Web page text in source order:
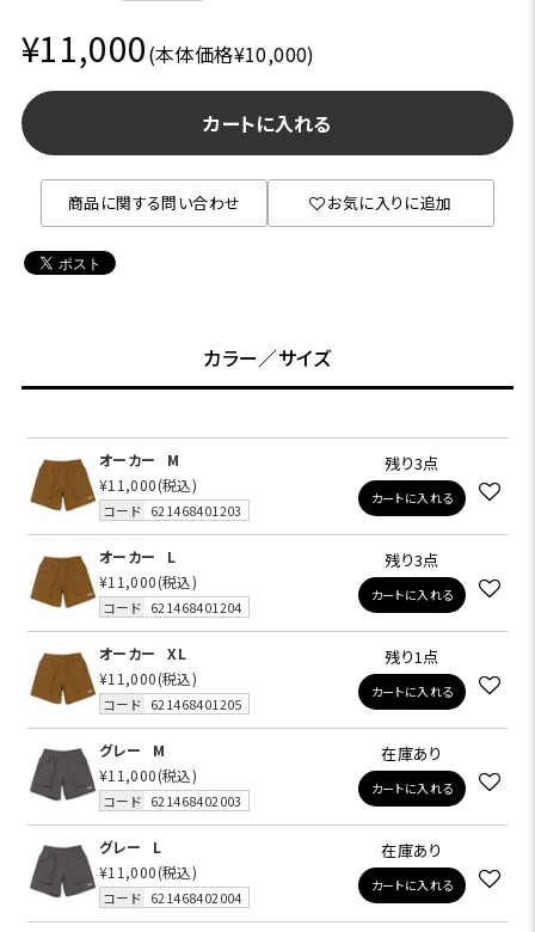
¥11,000(本体価格¥10,000)
カートに入れる
商品に関する問い合わせ お気に入りに追加
カラー／サイズ
オーカー
M
¥11,000(税込)
コード 621468401203
残り3点
カートに入れる
オーカー
L
¥11,000(税込)
コード 621468401204
残り3点
カートに入れる
オーカー
XL
¥11,000(税込)
コード 621468401205
残り1点
カートに入れる
グレー
M
¥11,000(税込)
コード 621468402003
在庫あり
カートに入れる
グレー
L
¥11,000(税込)
コード 621468402004
在庫あり
カートに入れる